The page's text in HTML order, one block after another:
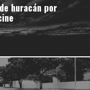
huracán por